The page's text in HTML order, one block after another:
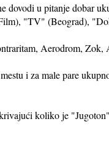
dovodi u pitanje dobar
"TV" (Beograd),
Aerodrom, Zok,
i za male pare
koliko je